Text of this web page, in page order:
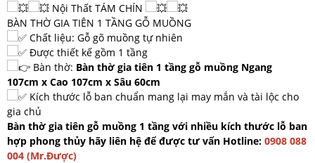
Nội Thất TÁM CHÍN
BÀN THỜ GIA TIÊN 1 TẦNG GỖ MUỒNG
Chất liệu: Gỗ gõ muồng tự nhiên
Được thiết kế gồm 1 tầng
Bàn thờ: Bàn thờ gia tiên 1 tầng gỗ muồng Ngang
107cm x Cao 107cm x Sâu 60cm
Kích thước lỗ ban chuẩn mang lại may mắn và tài lộc cho
gia chủ
Bàn thờ gia tiên gỗ muồng 1 tầng với nhiều kích thước lỗ ban
hợp phong thủy hãy liên hệ để được tư vấn Hotline: 0908 088
004 (Mr.Được)